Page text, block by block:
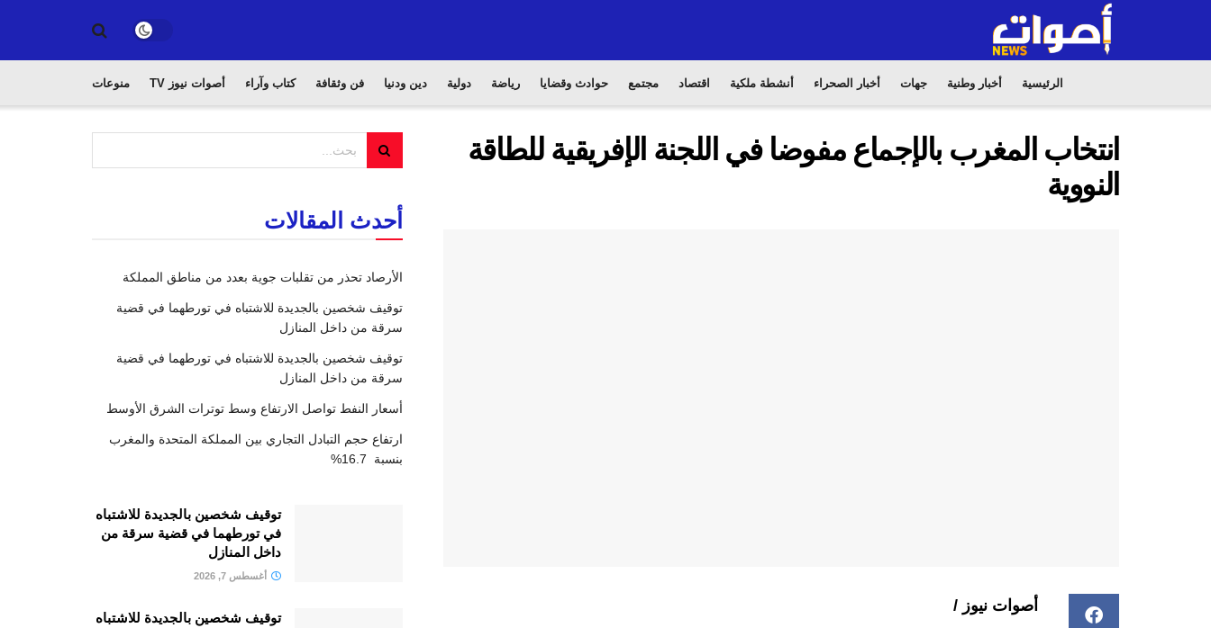
الرئيسية أخبار وطنية جهات أخبار الصحراء أنشطة ملكية اقتصاد مجتمع حوادث وقضايا رياضة دولية دين ودنيا فن وثقافة كتاب وآراء أصوات نيوز TV منوعات
انتخاب المغرب بالإجماع مفوضا في اللجنة الإفريقية للطاقة
النووية
أصوات نيوز /
أحدث المقالات
الأرصاد تحذر من تقلبات جوية بعدد من مناطق المملكة
توقيف شخصين بالجديدة للاشتباه في تورطهما في قضية
سرقة من داخل المنازل
توقيف شخصين بالجديدة للاشتباه في تورطهما في قضية
سرقة من داخل المنازل
أسعار النفط تواصل الارتفاع وسط توترات الشرق الأوسط
ارتفاع حجم التبادل التجاري بين المملكة المتحدة والمغرب
بنسبة 16.7%
توقيف شخصين بالجديدة للاشتباه
في تورطهما في قضية سرقة من
داخل المنازل
أغسطس 7, 2026
توقيف شخصين بالجديدة للاشتباه